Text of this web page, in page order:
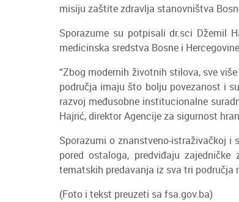
misiju zaštite zdravlja stanovništva
Sporazume su potpisali dr.sci Džemil
medicinska sredstva Bosne i
“Zbog modernih životnih stilova, sve
područja imaju što bolju povezanost i
razvoj međusobne institucionalne
Hajrić, direktor Agencije za sigurnost
Sporazumi o znanstveno-istraživačkoj i
pored ostaloga, predviđaju
tematskih predavanja iz sva tri područja
(Foto i tekst preuzeti sa fsa.gov.ba)